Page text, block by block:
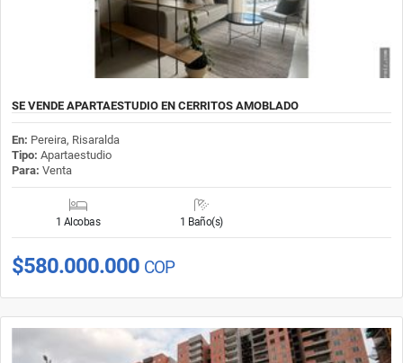
SE VENDE APARTAESTUDIO EN CERRITOS AMOBLADO
En: Pereira, Risaralda
Tipo: Apartaestudio
Para: Venta
1 Alcobas 1 Baño(s)
$580.000.000 COP